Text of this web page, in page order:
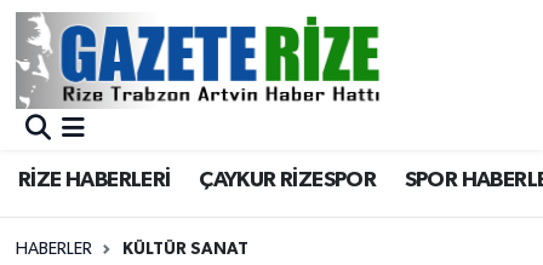
RİZE HABERLERİ ÇAYKUR RİZESPOR SPOR
HABERLER KÜLTÜR SANAT
BÖLGEMİZ
Asayiş
Merkez Nöbetçi Eczaneler
Merkez Trafik Yoğunluk Haritası